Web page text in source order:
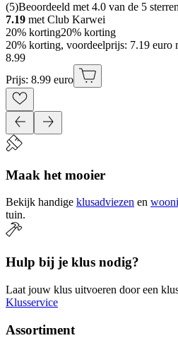
(5)Beoordeeld met 4.0 van de 5
7.19 met Club Karwei
20% korting20% korting
20% korting, voordeelprijs: 7.19 euro
8.99
Prijs: 8.99 euro
Maak het mooier
Bekijk handige klusadviezen en
tuin.
Hulp bij je klus nodig?
Laat jouw klus uitvoeren door een
Klusservice
Assortiment